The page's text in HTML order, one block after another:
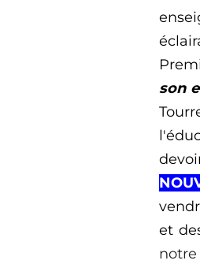
son
et